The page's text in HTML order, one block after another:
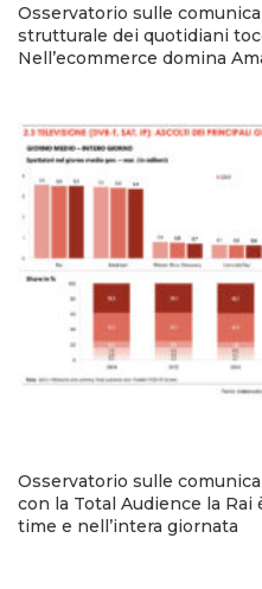
Osservatorio sulle
strutturale dei quotidiani
Nell’ecommerce domina
Osservatorio sulle
con la Total Audience la
time e nell’intera giornata